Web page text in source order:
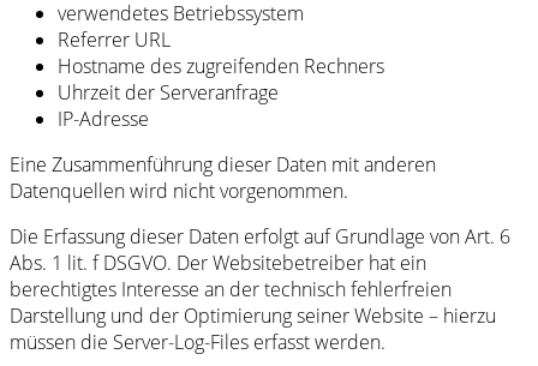
verwendetes Betriebssystem
Referrer URL
Hostname des zugreifenden Rechners
Uhrzeit der Serveranfrage
IP-Adresse
Eine Zusammenführung dieser Daten mit anderen
Datenquellen wird nicht vorgenommen.
Die Erfassung dieser Daten erfolgt auf Grundlage von Art. 6
Abs. 1 lit. f DSGVO. Der Websitebetreiber hat ein
berechtigtes Interesse an der technisch fehlerfreien
Darstellung und der Optimierung seiner Website – hierzu
müssen die Server-Log-Files erfasst werden.